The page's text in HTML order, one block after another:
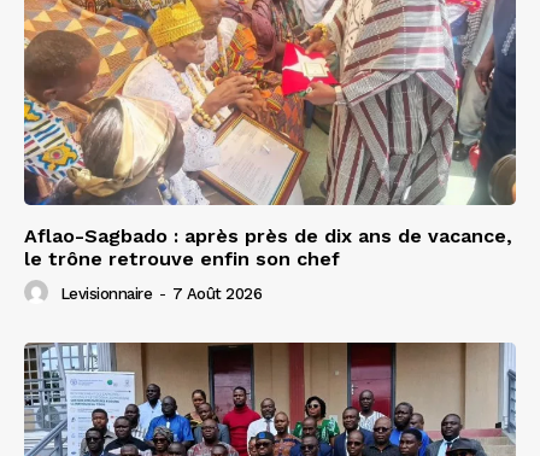
Aflao-Sagbado : après près de dix ans de vacance,
le trône retrouve enfin son chef
Levisionnaire - 7 Août 2026